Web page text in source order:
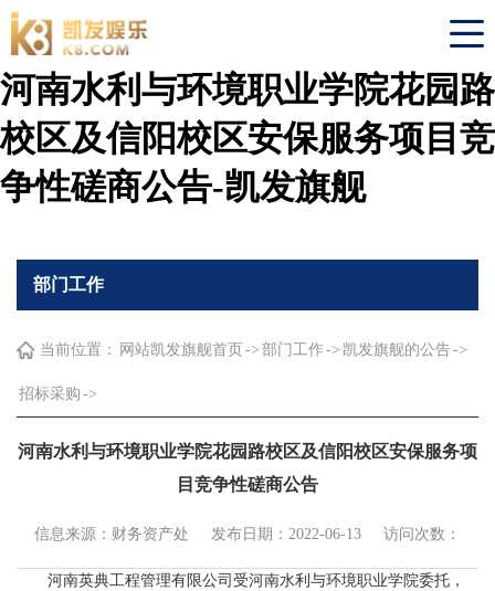
河南水利与环境职业学院花园路
校区及信阳校区安保服务项目竞
争性磋商公告-凯发旗舰
部门工作
当前位置： 网站凯发旗舰首页 -> 部门工作-> 凯发旗舰的公告->
招标采购 ->
河南水利与环境职业学院花园路校区及信阳校区安保服务项
目竞争性磋商公告
信息来源：财务资产处 发布日期：2022-06-13 访问次数：
河南英典工程管理有限公司受河南水利与环境职业学院委托，